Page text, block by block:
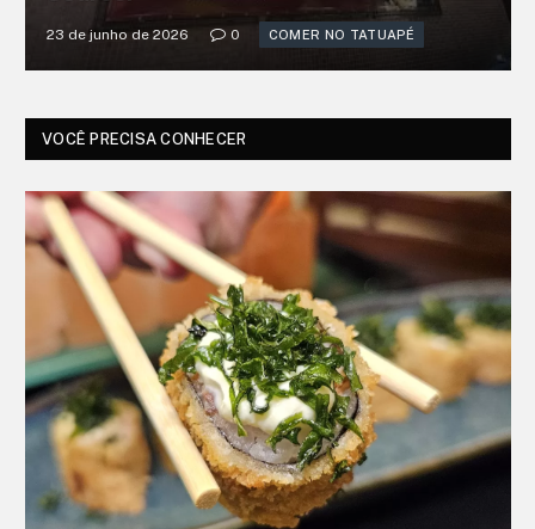
23 de junho de 2026 0 COMER NO TATUAPÉ
VOCÊ PRECISA CONHECER